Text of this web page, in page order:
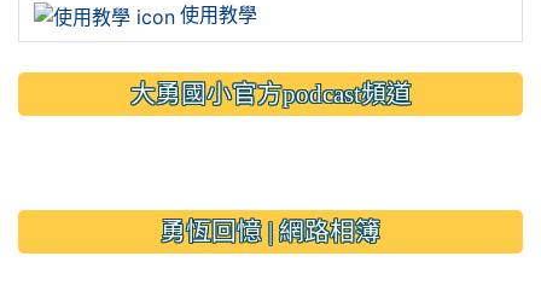
使用教學
大勇國小官方podcast頻道
勇恆回憶 | 網路相簿